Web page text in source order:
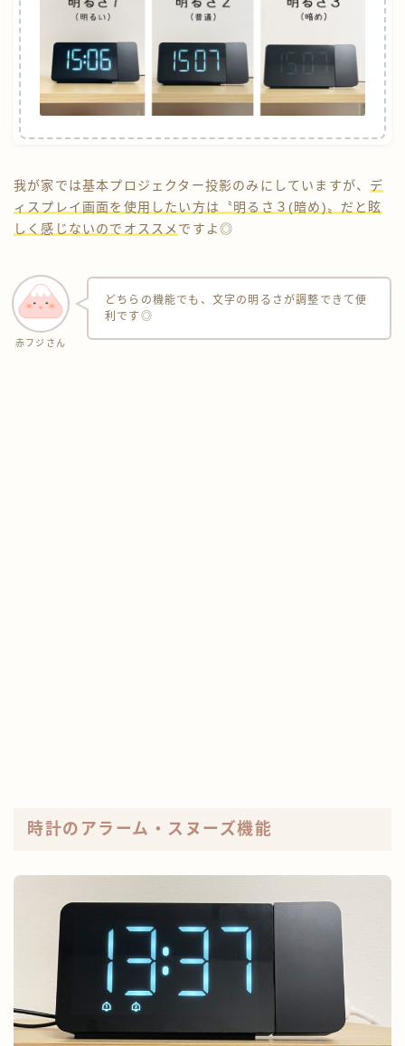
我が家では基本プロジェクター投影のみにしていますが、 デ
ィスプレイ画面を使用したい方は〝明るさ３(暗め)〟だと眩
しく感じないのでオススメ ですよ◎
赤フジさん
どちらの機能でも、文字の明るさが調整できて便
利です◎
時計のアラーム・スヌーズ機能